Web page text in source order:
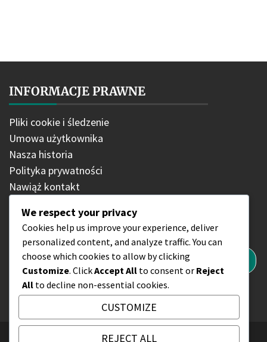
INFORMACJE PRAWNE
Pliki cookie i śledzenie
Umowa użytkownika
Nasza historia
Polityka prywatności
Nawiąż kontakt
SZUKAJ
Search
for:
We respect your privacy
Cookies help us improve your experience, deliver
personalized content, and analyze traffic. You can
choose which cookies to allow by clicking
Customize. ClickAccept All to consent or Reject
All to decline non-essential cookies.
CUSTOMIZE
REJECT ALL